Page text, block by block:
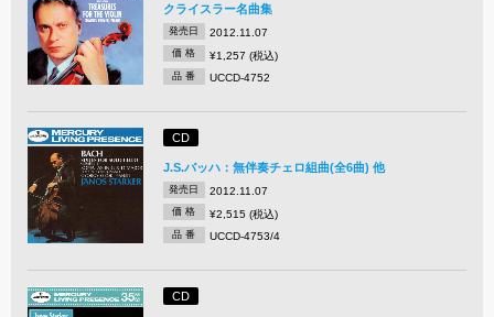
クライスラー名曲集
発売日 2012.11.07
価 格 ¥1,257 (税込)
品 番 UCCD-4752
CD
J.S.バッハ：無伴奏チェロ組曲(全6曲) 他
発売日 2012.11.07
価 格 ¥2,515 (税込)
品 番 UCCD-4753/4
CD